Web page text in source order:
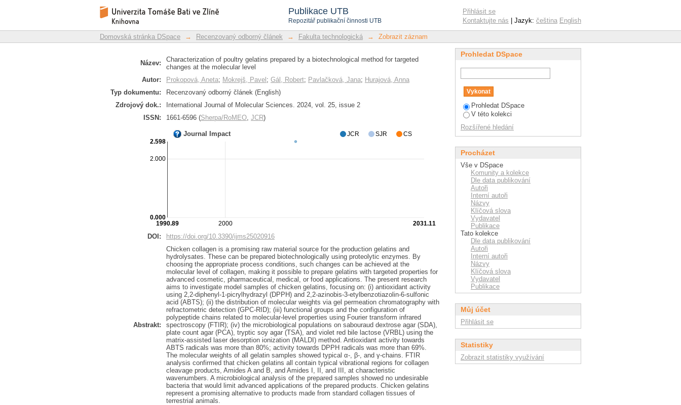
Publikace UTB
Repozitář publikační činnosti UTB
Characterization of poultry gelatins prepared by a biotechnological method for
targeted changes at the molecular level
Repozitář DSpace/Manakin
Přihlásit se
Kontaktujte nás | Jazyk: čeština English
Domovská stránka DSpace → Recenzovaný odborný článek → Fakulta technologická → Zobrazit záznam
Název:
Characterization of poultry gelatins prepared by a biotechnological method for targeted
changes at the molecular level
Autor:
Prokopová, Aneta; Mokrejš, Pavel ; Gál, Robert; Pavlačková, Jana; Hurajová, Anna
Typ dokumentu:
Recenzovaný odborný článek (English)
Zdrojový dok.:
International Journal of Molecular Sciences. 2024, vol. 25, issue 2
ISSN:
1661-6596 (Sherpa/RoMEO, JCR)
Journal Impact
2000
1990.89 2031.11
2.000
0.000
2.598
JCR SJR CS
DOI: https://doi.org/10.3390/ijms25020916
Abstrakt:
Chicken collagen is a promising raw material source for the production gelatins and
hydrolysates. These can be prepared biotechnologically using proteolytic enzymes. By
choosing the appropriate process conditions, such changes can be achieved at the
molecular level of collagen, making it possible to prepare gelatins with targeted properties for
advanced cosmetic, pharmaceutical, medical, or food applications. The present research
aims to investigate model samples of chicken gelatins, focusing on: (i) antioxidant activity
using 2,2-diphenyl-1-picrylhydrazyl (DPPH) and 2,2-azinobis-3-etylbenzotiazolin-6-sulfonic
acid (ABTS); (ii) the distribution of molecular weights via gel permeation chromatography with
refractometric detection (GPC-RID); (iii) functional groups and the configuration of
polypeptide chains related to molecular-level properties using Fourier transform infrared
spectroscopy (FTIR); (iv) the microbiological populations on sabouraud dextrose agar (SDA),
plate count agar (PCA), tryptic soy agar (TSA), and violet red bile lactose (VRBL) using the
matrix-assisted laser desorption ionization (MALDI) method. Antioxidant activity towards
ABTS radicals was more than 80%; activity towards DPPH radicals was more than 69%.
The molecular weights of all gelatin samples showed typical α-, β-, and γ-chains. FTIR
analysis confirmed that chicken gelatins all contain typical vibrational regions for collagen
cleavage products, Amides A and B, and Amides I, II, and III, at characteristic
wavenumbers. A microbiological analysis of the prepared samples showed no undesirable
bacteria that would limit advanced applications of the prepared products. Chicken gelatins
represent a promising alternative to products made from standard collagen tissues of
terrestrial animals.
Prohledat DSpace
Prohledat DSpace
V této kolekci
Rozšířené hledání
Procházet
Vše v DSpace
Komunity a kolekce
Dle data publikování
Autoři
Interní autoři
Názvy
Klíčová slova
Vydavatel
Publikace
Tato kolekce
Dle data publikování
Autoři
Interní autoři
Názvy
Klíčová slova
Vydavatel
Publikace
Můj účet
Přihlásit se
Statistiky
Zobrazit statistiky využívání